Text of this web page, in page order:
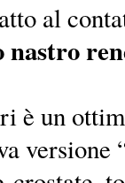
al
nastro
è un
versione